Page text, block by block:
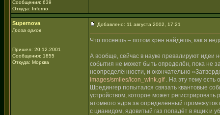
Сообщения: 639
Откуда: Inferno
Supernova
Гроза орков
Пришел: 20.12.2001
Сообщения: 1855
Откуда: Морква
Добавлено: 11 августа 2002, 17:21
Что посеешь – потом хрен найдёшь, как я
А вообще, сейчас в науке превалируют идеи
события не может быть определён, пока не
неопределённости, и окончательно
images/smiles/icon_wink.gif. На эту тему есть
Шредингер попытался связать квантовые
устройством, которое может
атомного ядра за определённый промежуток
с цианидом, ядовитый газ попадёт в ящик и